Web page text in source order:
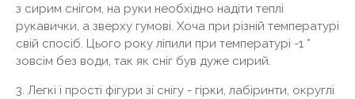
з сирим снігом, на руки необхідно надіти теплі
рукавички, а зверху гумові. Хоча при різній температурі
свій спосіб. Цього року ліпили при температурі -1 *
зовсім без води, так як сніг був дуже сирий.
3. Легкі і прості фігури зі снігу - гірки, лабіринти, округлі